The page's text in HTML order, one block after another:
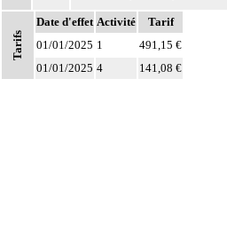
4.3.15
artérielle au membre inférieur :
- A artère fémorale
- B artère profonde de la cuisse
- C artère poplitée
Tarifs
Date d'effet Activité
Tarif
01/01/2025 1
491,15 €
01/01/2025 4 141,08 €